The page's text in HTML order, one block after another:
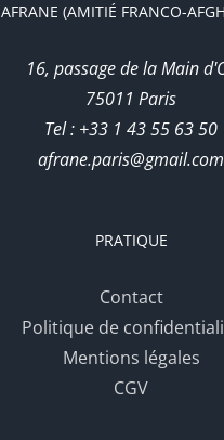
AFRANE (AMITIÉ FRANCO-
16, passage de la Main
75011 Paris
Tel : +33 1 43 55 63 50
afrane.paris@gmail.com
PRATIQUE
Contact
Politique de
Mentions légales
CGV